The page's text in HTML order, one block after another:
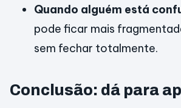
Quando alguém está
pode ficar mais
sem fechar totalmente.
Conclusão: dá para